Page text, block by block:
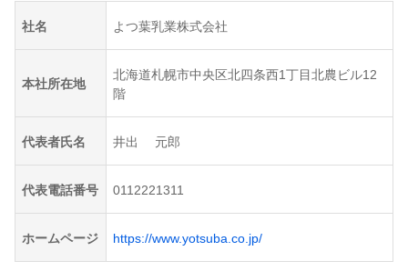
社名 よつ葉乳業株式会社
本社所在地
北海道札幌市中央区北四条西1丁目北農ビル12
階
代表者氏名 井出 元郎
代表電話番号 0112221311
ホームページ https://www.yotsuba.co.jp/